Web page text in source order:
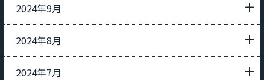
2024年9月
2024年8月
2024年7月